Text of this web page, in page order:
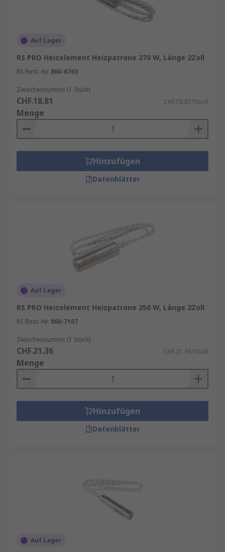
Auf Lager
RS PRO Heizelement Heizpatrone 270 W, Länge 2Zoll
RS Best.-Nr. 860-6763
Zwischensumme (1 Stück)
CHF.18.81 CHF.18.81/Stück
Menge
Hinzufügen
Datenblätter
Auf Lager
RS PRO Heizelement Heizpatrone 250 W, Länge 2Zoll
RS Best.-Nr. 860-7107
Zwischensumme (1 Stück)
CHF.21.36 CHF.21.36/Stück
Menge
Hinzufügen
Datenblätter
Auf Lager